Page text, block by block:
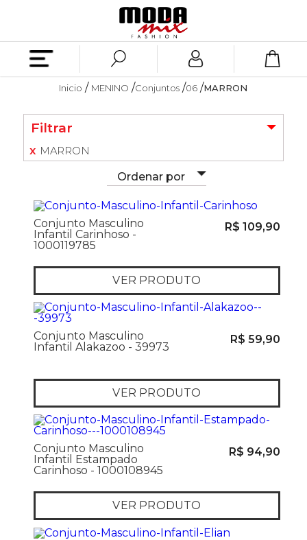
Inicio MENINO Conjuntos 06 MARRON
Filtrar
MARRON
Ordenar por
Conjunto Masculino
Infantil Carinhoso -
1000119785
R$ 109,90
VER PRODUTO
Conjunto Masculino
Infantil Alakazoo - 39973
R$ 59,90
VER PRODUTO
Conjunto Masculino
Infantil Estampado
Carinhoso - 1000108945
R$ 94,90
VER PRODUTO